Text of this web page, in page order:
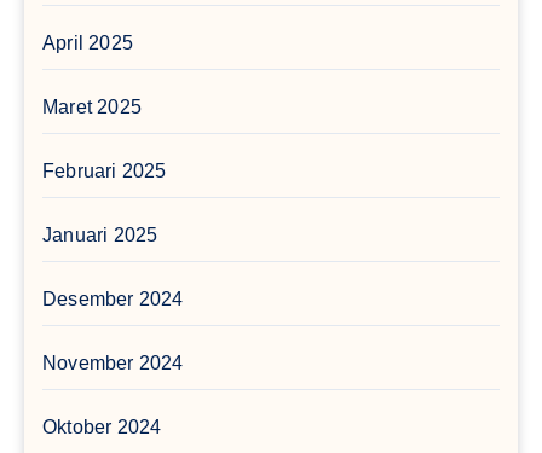
April 2025
Maret 2025
Februari 2025
Januari 2025
Desember 2024
November 2024
Oktober 2024